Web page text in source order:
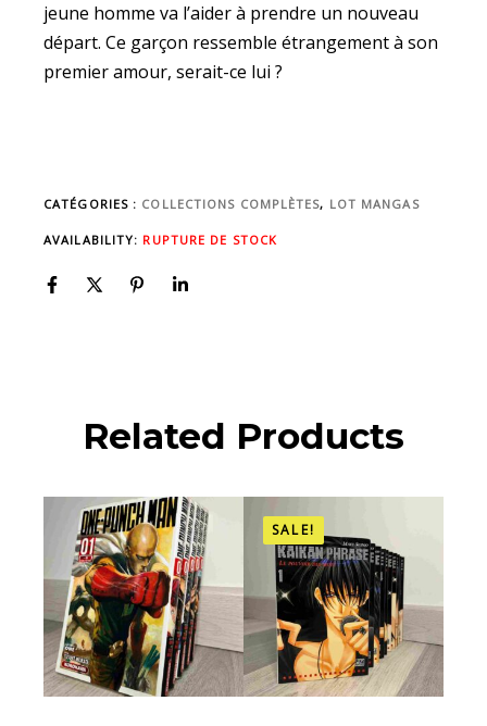
jeune homme va l’aider à prendre un nouveau
départ. Ce garçon ressemble étrangement à son
premier amour, serait-ce lui ?
CATÉGORIES : COLLECTIONS COMPLÈTES, LOT MANGAS
AVAILABILITY: RUPTURE DE STOCK
Related Products
SALE!